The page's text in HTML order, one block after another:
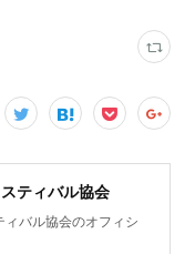
ティバル協会
バル協会のオフィシ